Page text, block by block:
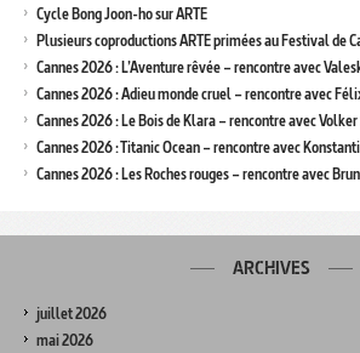
Cycle Bong Joon-ho sur ARTE
Plusieurs coproductions ARTE primées au Festival de
Cannes 2026 : L’Aventure rêvée – rencontre avec
Cannes 2026 : Adieu monde cruel – rencontre avec
Cannes 2026 : Le Bois de Klara – rencontre avec
Cannes 2026 : Titanic Ocean – rencontre avec
Cannes 2026 : Les Roches rouges – rencontre avec
ARCHIVES
juillet 2026
mai 2026